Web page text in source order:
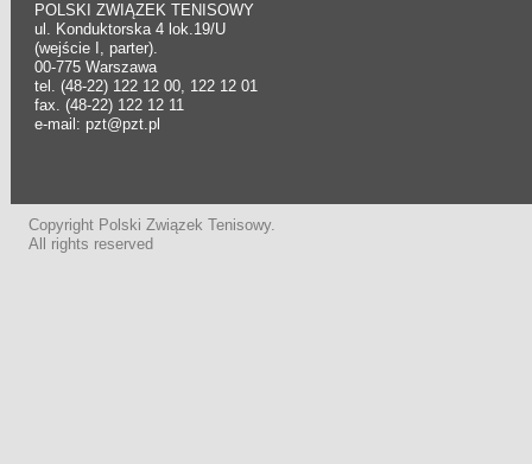
POLSKI ZWIĄZEK TENISOWY
ul. Konduktorska 4 lok.19/U
(wejście I, parter).
00-775 Warszawa
tel. (48-22) 122 12 00, 122 12 01
fax. (48-22) 122 12 11
e-mail: pzt@pzt.pl
Copyright Polski Związek Tenisowy.
All rights reserved